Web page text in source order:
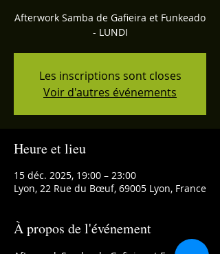
Afterwork Samba de Gafieira et Funkeado
- LUNDI
Les inscriptions sont closes
Voir d'autres événements
Heure et lieu
15 déc. 2025, 19:00 – 23:00
Lyon, 22 Rue du Bœuf, 69005 Lyon, France
À propos de l'événement